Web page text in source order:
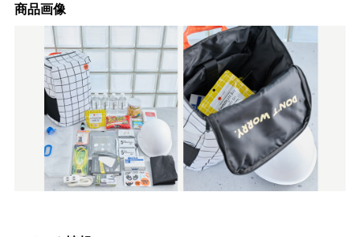
商品画像